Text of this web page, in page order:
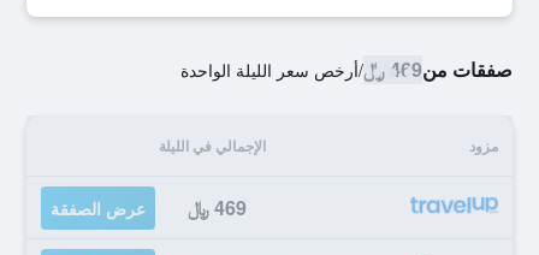
صفقات من469 ﷼ /أرخص سعر الليلة الواحدة
مزود الإجمالي في الليلة
469 ﷼ عرض الصفقة